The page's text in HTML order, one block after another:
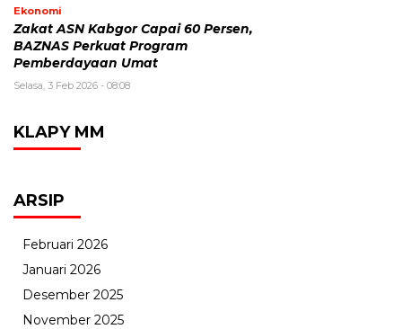
Ekonomi
Zakat ASN Kabgor Capai 60 Persen,
BAZNAS Perkuat Program
Pemberdayaan Umat
Selasa, 3 Feb 2026 - 08:08
KLAPY MM
ARSIP
Februari 2026
Januari 2026
Desember 2025
November 2025